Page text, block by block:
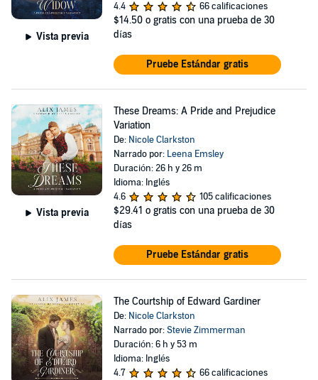
Vista previa
4.4
66 calificaciones
$14.50 o gratis con una prueba de 30
días
Pruebe Estándar gratis
Vista previa
These Dreams: A Pride and Prejudice
Variation
De: Nicole Clarkston
Narrado por: Leena Emsley
Duración: 26 h y 26 m
Idioma: Inglés
4.6
105 calificaciones
$29.41 o gratis con una prueba de 30
días
Pruebe Estándar gratis
The Courtship of Edward Gardiner
De: Nicole Clarkston
Narrado por:Stevie Zimmerman
Duración: 6 h y 53 m
Idioma: Inglés
4.7
66 calificaciones